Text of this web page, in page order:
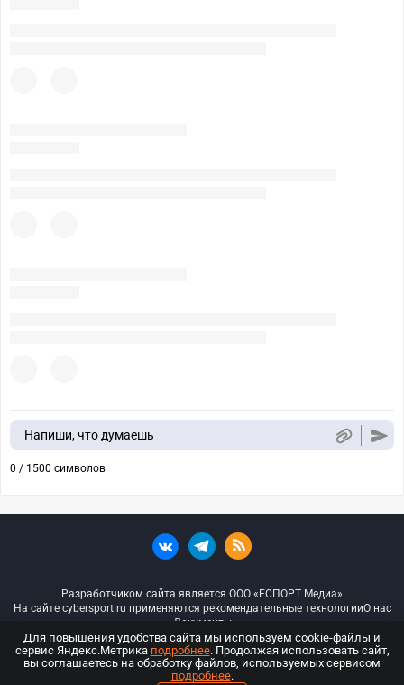
Напиши, что думаешь
0 / 1500 символов
Разработчиком сайта является ООО «ЕСПОРТ Медиа»
На сайте cybersport.ru применяются рекомендательные технологииО нас
Документы
© ООО «Киберспорт.ру» — Все права защищены
Для повышения удобства сайта мы используем cookie-файлы и
сервис Яндекс.Метрика подробнее. Продолжая использовать сайт,
вы соглашаетесь на обработку файлов, используемых сервисом
подробнее.